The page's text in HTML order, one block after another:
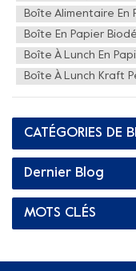
produits 2. Léger : le
rapport à d’autres
le verre. Cela
consommation
recyclé plusieurs fois
Respectueux de
et compostable, donc
se décomposer
pollution à long
par du papier réduit le
pétrole, contribuant
Boîte Alimentaire En
Boîte En Papier
Boîte À Lunch En
Boîte À Lunch Kraft
CATÉGORIES DE
Dernier Blog
MOTS CLÉS